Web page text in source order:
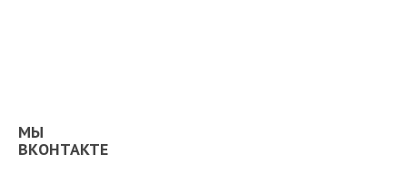
МЫ
ВКОНТАКТЕ